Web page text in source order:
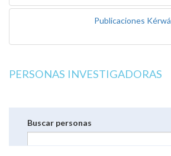
Publicaciones Kérwá
PERSONAS INVESTIGADORAS
Buscar personas